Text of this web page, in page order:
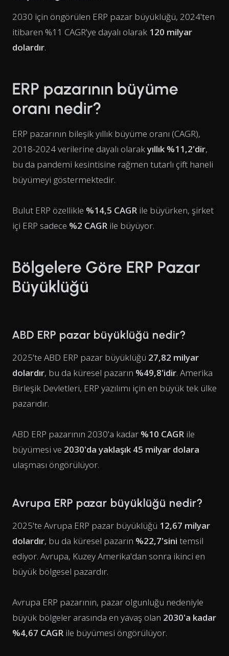
2030 için öngörülen ERP pazar büyüklüğü, 2024'ten
itibaren %11 CAGR'ye dayalı olarak 120 milyar
dolardır.
ERP pazarının büyüme
oranı nedir?
ERP pazarının bileşik yıllık büyüme oranı (CAGR),
2018-2024 verilerine dayalı olarakyıllık %11,2'dir,
bu da pandemi kesintisine rağmen tutarlı çift haneli
büyümeyi göstermektedir.
Bulut ERP özellikle %14,5 CAGR ile büyürken, şirket
içi ERP sadece %2 CAGR ile büyüyor.
Bölgelere Göre ERP Pazar
Büyüklüğü
ABD ERP pazar büyüklüğü nedir?
2025'te ABD ERP pazar büyüklüğü 27,82 milyar
dolardır, bu da küresel pazarın %49,8'idir. Amerika
Birleşik Devletleri, ERP yazılımı için en büyük tek ülke
pazarıdır.
ABD ERP pazarının 2030'a kadar %10 CAGR ile
büyümesi ve 2030'da yaklaşık 45 milyar dolara
ulaşması öngörülüyor.
Avrupa ERP pazar büyüklüğü nedir?
2025'te Avrupa ERP pazar büyüklüğü 12,67 milyar
dolardır, bu da küresel pazarın %22,7'sini temsil
ediyor. Avrupa, Kuzey Amerika'dan sonra ikinci en
büyük bölgesel pazardır.
Avrupa ERP pazarının, pazar olgunluğu nedeniyle
büyük bölgeler arasında en yavaş olan 2030'a kadar
%4,67 CAGR ile büyümesi öngörülüyor.